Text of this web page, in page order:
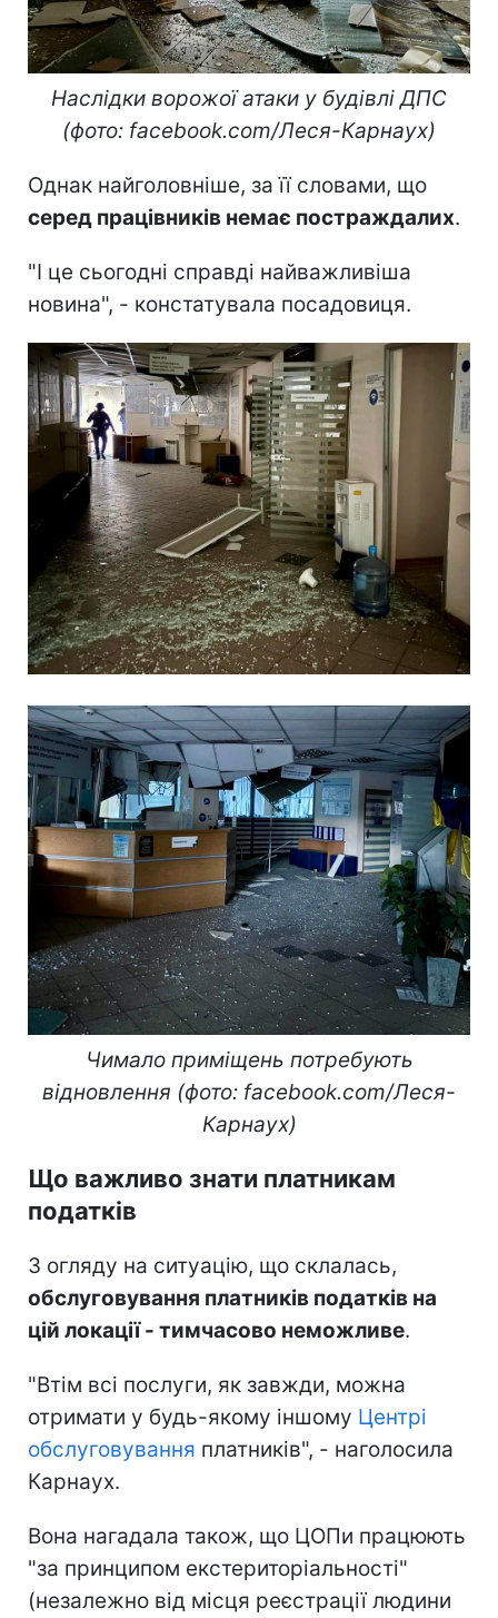
Наслідки ворожої атаки у будівлі ДПС
(фото: facebook.com/Леся-Карнаух)
Однак найголовніше, за її словами, що
серед працівників немає постраждалих.
"І це сьогодні справді найважливіша
новина", - констатувала посадовиця.
Чимало приміщень потребують
відновлення (фото: facebook.com/Леся-
Карнаух)
Що важливо знати платникам
податків
З огляду на ситуацію, що склалась,
обслуговування платників податків на
цій локації - тимчасово неможливе.
"Втім всі послуги, як завжди, можна
отримати у будь-якому іншому Центрі
обслуговування платників", - наголосила
Карнаух.
Вона нагадала також, що ЦОПи працюють
"за принципом екстериторіальності"
(незалежно від місця реєстрації людини